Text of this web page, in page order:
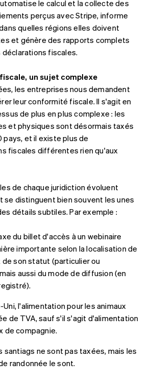
le calcul et la collecte des
perçus avec Stripe, informe
quelles régions elles doivent
et génère des rapports complets
fiscales.
un sujet complexe
les entreprises nous demandent
leur conformité fiscale. Il s'agit en
de plus en plus complexe : les
et physiques sont désormais taxés
pays, et il existe plus de
fiscales différentes rien qu'aux
de chaque juridiction évoluent
se distinguent bien souvent les unes
détails subtiles. Par exemple :
du billet d'accès à un webinaire
importante selon la localisation de
son statut (particulier ou
aussi du mode de diffusion (en
Uni, l'alimentation pour les animaux
de TVA, sauf s'il s'agit d'alimentation
de compagnie.
santiags ne sont pas taxées, mais les
randonnée le sont.